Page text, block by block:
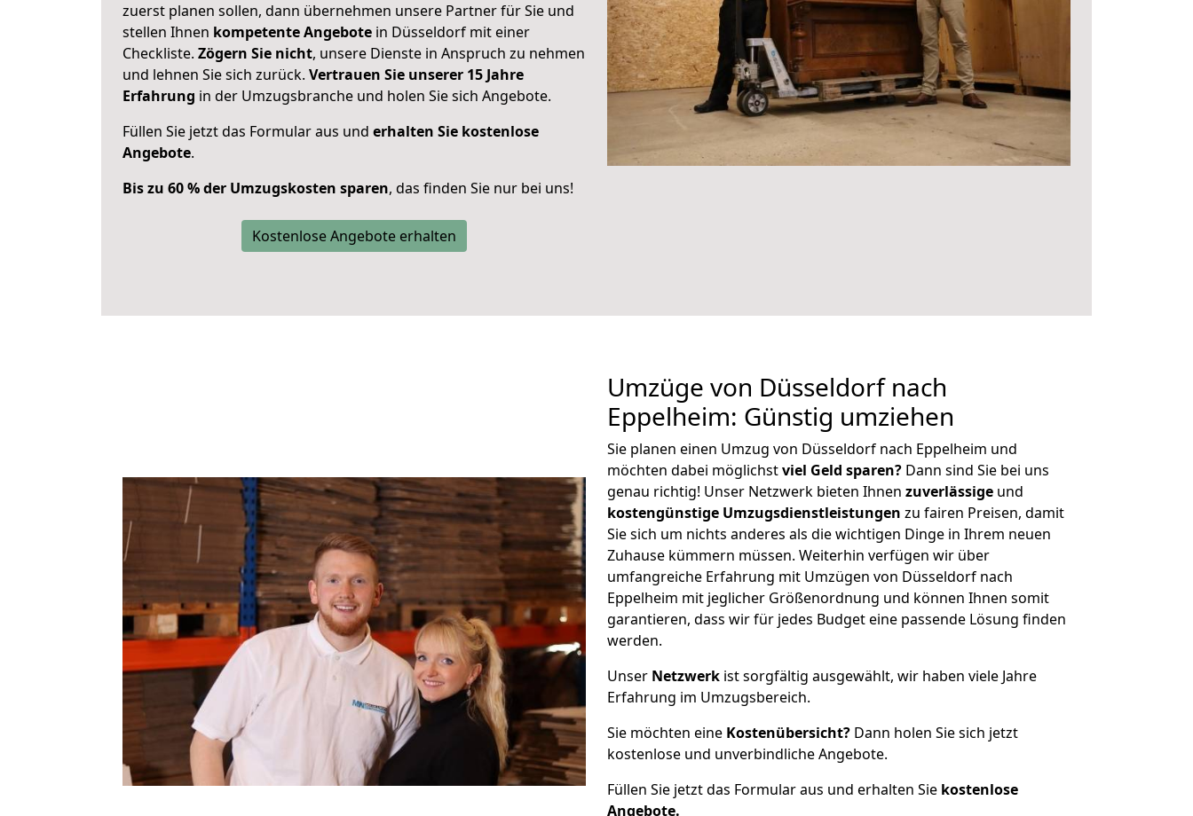
zuerst planen sollen, dann übernehmen unsere Partner für Sie und
stellen Ihnen kompetente Angebote in Düsseldorf mit einer
Checkliste. Zögern Sie nicht, unsere Dienste in Anspruch zu nehmen
und lehnen Sie sich zurück. Vertrauen Sie unserer 15 Jahre
Erfahrung in der Umzugsbranche und holen Sie sich Angebote.
Füllen Sie jetzt das Formular aus und erhalten Sie kostenlose
Angebote.
Bis zu 60 % der Umzugskosten sparen, das finden Sie nur bei uns!
Kostenlose Angebote erhalten
Umzüge von Düsseldorf nach
Eppelheim: Günstig umziehen
Sie planen einen Umzug von Düsseldorf nach Eppelheim und
möchten dabei möglichstviel Geld sparen? Dann sind Sie bei uns
genau richtig! Unser Netzwerk bieten Ihnen zuverlässige und
kostengünstige Umzugsdienstleistungen zu fairen Preisen, damit
Sie sich um nichts anderes als die wichtigen Dinge in Ihrem neuen
Zuhause kümmern müssen. Weiterhin verfügen wir über
umfangreiche Erfahrung mit Umzügen von Düsseldorf nach
Eppelheim mit jeglicher Größenordnung und können Ihnen somit
garantieren, dass wir für jedes Budget eine passende Lösung finden
werden.
Unser Netzwerk ist sorgfältig ausgewählt, wir haben viele Jahre
Erfahrung im Umzugsbereich.
Sie möchten eine Kostenübersicht? Dann holen Sie sich jetzt
kostenlose und unverbindliche Angebote.
Füllen Sie jetzt das Formular aus und erhalten Sie kostenlose
Angebote.